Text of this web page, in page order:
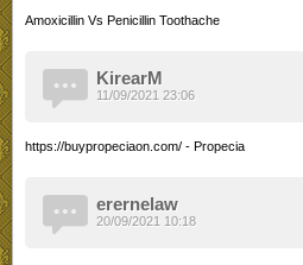
Amoxicillin Vs Penicillin Toothache
KirearM
https://buypropeciaon.com/ - Propecia
11/09/2021 23:06
erernelaw
20/09/2021 10:18